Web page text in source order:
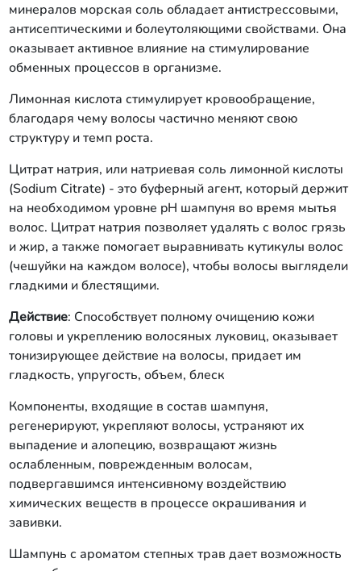
минералов морская соль обладает антистрессовыми,
антисептическими и болеутоляющими свойствами. Она
оказывает активное влияние на стимулирование
обменных процессов в организме.
Лимонная кислота стимулирует кровообращение,
благодаря чему волосы частично меняют свою
структуру и темп роста.
Цитрат натрия, или натриевая соль лимонной кислоты
(Sodium Citrate) - это буферный агент, который держит
на необходимом уровне pH шампуня во время мытья
волос. Цитрат натрия позволяет удалять с волос грязь
и жир, а также помогает выравнивать кутикулы волос
(чешуйки на каждом волосе), чтобы волосы выглядели
гладкими и блестящими.
Действие: Способствует полному очищению кожи
головы и укреплению волосяных луковиц, оказывает
тонизирующее действие на волосы, придает им
гладкость, упругость, объем, блеск
Компоненты, входящие в состав шампуня,
регенерируют, укрепляют волосы, устраняют их
выпадение и алопецию, возвращают жизнь
ослабленным, поврежденным волосам,
подвергавшимся интенсивному воздействию
химических веществ в процессе окрашивания и
завивки.
Шампунь с ароматом степных трав дает возможность